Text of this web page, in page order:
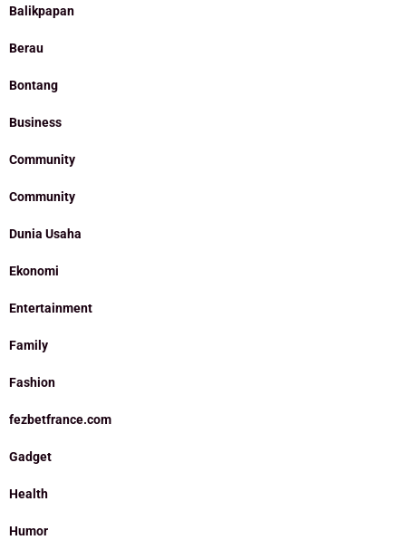
Balikpapan
Berau
Bontang
Business
Community
Community
Dunia Usaha
Ekonomi
Entertainment
Family
Fashion
fezbetfrance.com
Gadget
Health
Humor